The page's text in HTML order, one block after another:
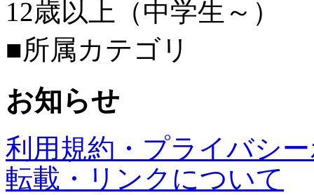
12歳以上（中学生～）
■所属カテゴリ
お知らせ
利用規約・プライバシ
転載・リンクについて